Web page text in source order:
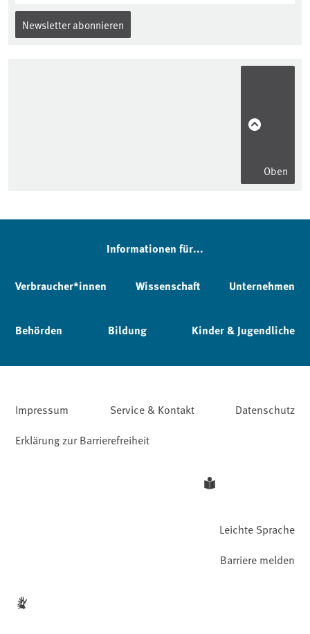
Newsletter abonnieren
Oben
Informationen für...
Verbraucher*innen Wissenschaft Unternehmen
Behörden Bildung Kinder & Jugendliche
Impressum Service & Kontakt
Datenschutz
Erklärung zur Barrierefreiheit
Leichte Sprache
Barriere melden